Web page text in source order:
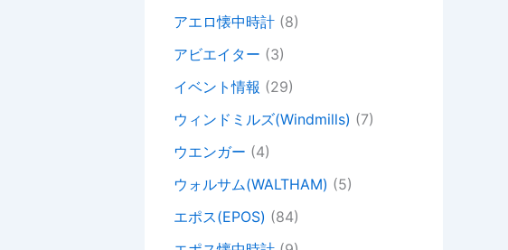
アエロ懐中時計 (8)
アビエイター (3)
イベント情報 (29)
ウィンドミルズ(Windmills) (7)
ウエンガー (4)
ウォルサム(WALTHAM) (5)
エポス(EPOS) (84)